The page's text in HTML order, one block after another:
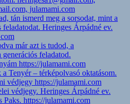
julamami.com
tán ismerd meg a sorsodat, mint a
feladatodat. Heringes Árpádné ev.
már azt is tudod, a
generációs feladatod.
https://julamami.com
Tenyér – térképolvasó oktatásom.
védjegy https://julamami.com
védjegy. Heringes Árpádné ev.
Paks. https://julamami.com